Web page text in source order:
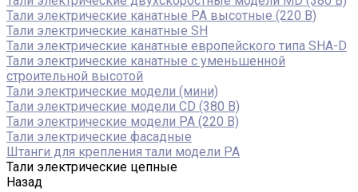
Тали электрические канатные PA высотные (220 В)
Тали электрические канатные SH
Тали электрические канатные европейского типа SHA-D
Тали электрические канатные с уменьшенной
строительной высотой
Тали электрические модели (мини)
Тали электрические модели CD (380 В)
Тали электрические модели РА (220 В)
Тали электрические фасадные
Штанги для крепления тали модели РА
Тали электрические цепные
Назад